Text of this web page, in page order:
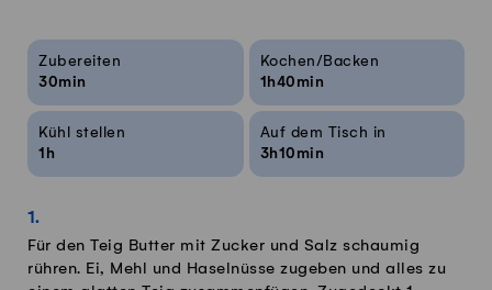
Rezeptinfos
Zubereiten
30min
Kochen/Backen
1h40min
Kühl stellen
1h
Auf dem Tisch in
3h10min
Für den Teig Butter mit Zucker und Salz schaumig
rühren. Ei, Mehl und Haselnüsse zugeben und alles zu